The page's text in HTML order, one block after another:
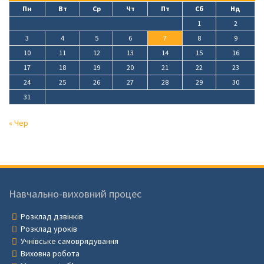
Пн Вт Ср Чт Пт Сб
Нд
1
2
3
4 5 6 7 8
9
10
11 12 13 14 15
16
17
18 19 20 21 22
23
24
25 26 27 28 29
30
31
« Чер
Навчально-виховний процес
Розклад дзвінків
Розклад уроків
Учнівське самоврядування
Виховна робота